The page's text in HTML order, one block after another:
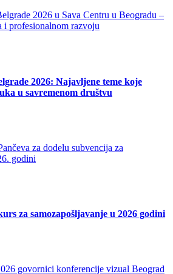
2026: Najavljene teme koje
u savremenom društvu
za samozapošljavanje u 2026 godini